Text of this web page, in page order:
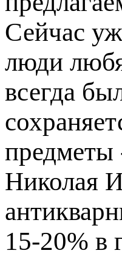
Сейчас
люди
всегда
предметы
Николая
15-20% в